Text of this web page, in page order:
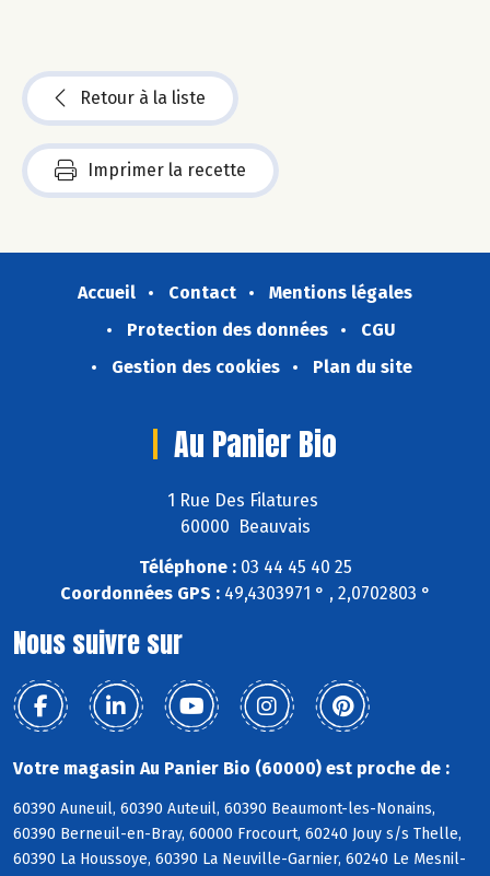
Retour à la liste
Imprimer la recette
Accueil Contact
Mentions légales
Protection des données
CGU
Gestion des cookies
Plan du site
Au Panier Bio
1 Rue Des Filatures
60000 Beauvais
Téléphone :03 44 45 40 25
Coordonnées GPS :49,4303971 ° , 2,0702803 °
Nous suivre sur
Votre magasin Au Panier Bio (60000) est proche de :
60390 Auneuil, 60390 Auteuil, 60390 Beaumont-les-Nonains,
60390 Berneuil-en-Bray, 60000 Frocourt, 60240 Jouy s/s Thelle,
60390 La Houssoye, 60390 La Neuville-Garnier, 60240 Le Mesnil-